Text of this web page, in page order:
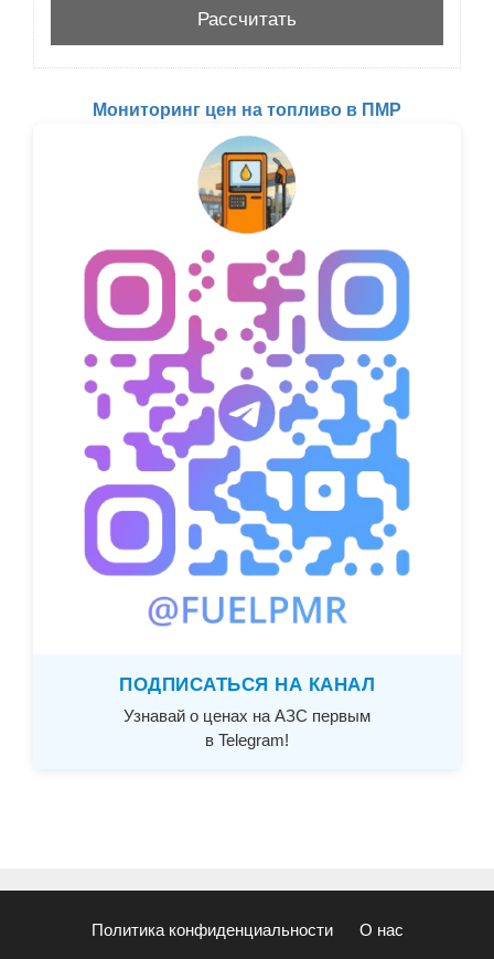
Мониторинг цен на топливо в ПМР
ПОДПИСАТЬСЯ НА КАНАЛ
Узнавай о ценах на АЗС первым
в Telegram!
Политика конфиденциальности О нас